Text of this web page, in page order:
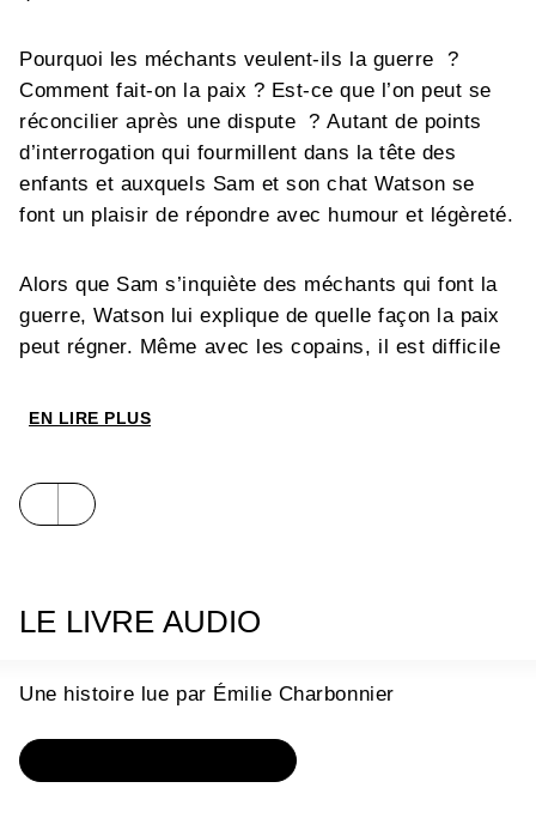
Pourquoi les méchants veulent-ils la guerre ?
Comment fait-on la paix ? Est-ce que l’on peut se
réconcilier après une dispute ? Autant de points
d’interrogation qui fourmillent dans la tête des
enfants et auxquels Sam et son chat Watson se
font un plaisir de répondre avec humour et légèreté.
Alors que Sam s’inquiète des méchants qui font la
guerre, Watson lui explique de quelle façon la paix
peut régner. Même avec les copains, il est difficile
la paix avec soi-même !
aventures intimes des enfants en leur soufflant un
EN LIRE PLUS
LE LIVRE AUDIO
Une histoire lue par Émilie Charbonnier